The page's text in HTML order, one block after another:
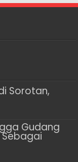
Sorotan,
Gudang
Sebagai